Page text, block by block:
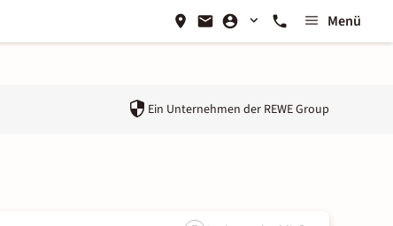
Menü
Ein Unternehmen der REWE Group